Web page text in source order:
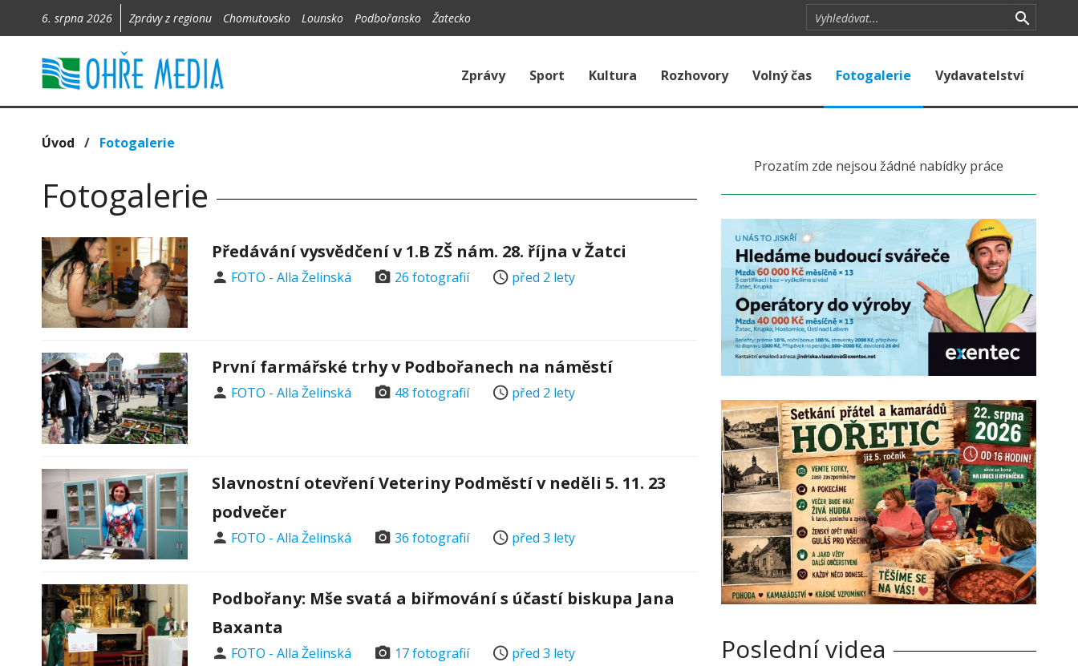
6. srpna 2026 Zprávy z regionu Chomutovsko Lounsko Podbořansko Žatecko
Zprávy Sport Kultura Rozhovory Volný čas Fotogalerie Vydavatelství
Úvod / Fotogalerie
Fotogalerie
Předávání vysvědčení v 1.B ZŠ nám. 28. října v Žatci
FOTO - Alla Želinská 26 fotografií před 2 lety
První farmářské trhy v Podbořanech na náměstí
FOTO - Alla Želinská 48 fotografií před 2 lety
Slavnostní otevření Veteriny Podměstí v neděli 5. 11. 23
podvečer
FOTO - Alla Želinská 36 fotografií před 3 lety
Podbořany: Mše svatá a biřmování s účastí biskupa Jana
Baxanta
FOTO - Alla Želinská 17 fotografií před 3 lety
Prozatím zde nejsou žádné nabídky práce
Poslední videa